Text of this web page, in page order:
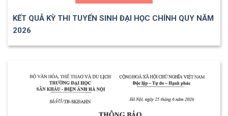
KẾT QUẢ KỲ THI TUYỂN SINH ĐẠI HỌC CHÍNH QUY NĂM
2026